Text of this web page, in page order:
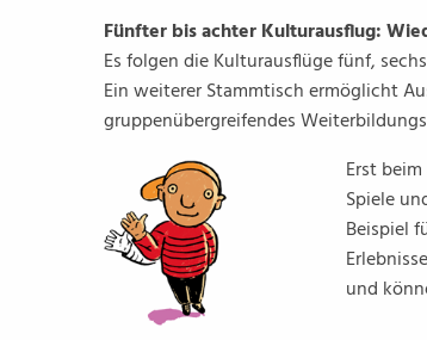
Fünfter bis achter Kulturausflug:
Es folgen die Kulturausflüge fünf,
Ein weiterer Stammtisch ermöglicht
gruppenübergreifendes
Erst
Spiele
Beispiel
und